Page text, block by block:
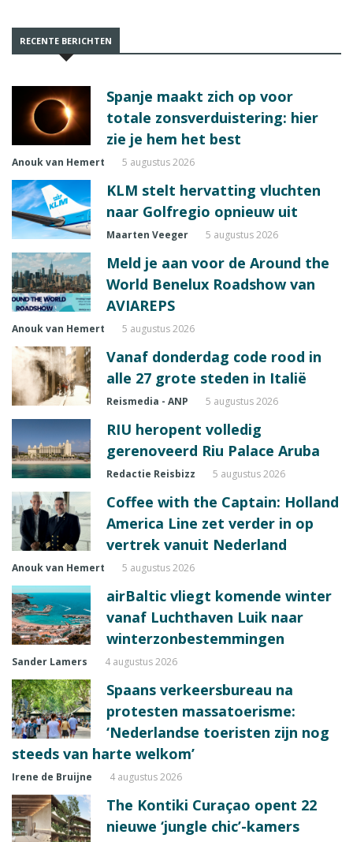
RECENTE BERICHTEN
Spanje maakt zich op voor
totale zonsverduistering: hier
zie je hem het best
Anouk van Hemert 5 augustus 2026
KLM stelt hervatting vluchten
naar Golfregio opnieuw uit
Maarten Veeger 5 augustus 2026
Meld je aan voor de Around the
World Benelux Roadshow van
AVIAREPS
Anouk van Hemert 5 augustus 2026
Vanaf donderdag code rood in
alle 27 grote steden in Italië
Reismedia - ANP 5 augustus 2026
RIU heropent volledig
gerenoveerd Riu Palace Aruba
Redactie Reisbizz 5 augustus 2026
Coffee with the Captain: Holland
America Line zet verder in op
vertrek vanuit Nederland
Anouk van Hemert 5 augustus 2026
airBaltic vliegt komende winter
vanaf Luchthaven Luik naar
winterzonbestemmingen
Sander Lamers 4 augustus 2026
Spaans verkeersbureau na
protesten massatoerisme:
‘Nederlandse toeristen zijn nog
steeds van harte welkom’
Irene de Bruijne 4 augustus 2026
The Kontiki Curaçao opent 22
nieuwe ‘jungle chic’-kamers